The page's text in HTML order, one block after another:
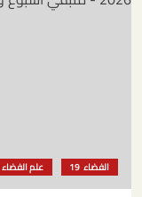
الفضاء علم الفضاء